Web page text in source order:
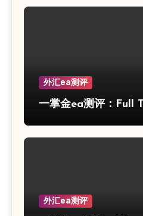
外汇ea测评
一掌金ea测评：Full
外汇ea测评